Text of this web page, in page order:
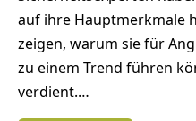
auf ihre Hauptmerkmale
zeigen, warum sie für
zu einem Trend führen
verdient.…